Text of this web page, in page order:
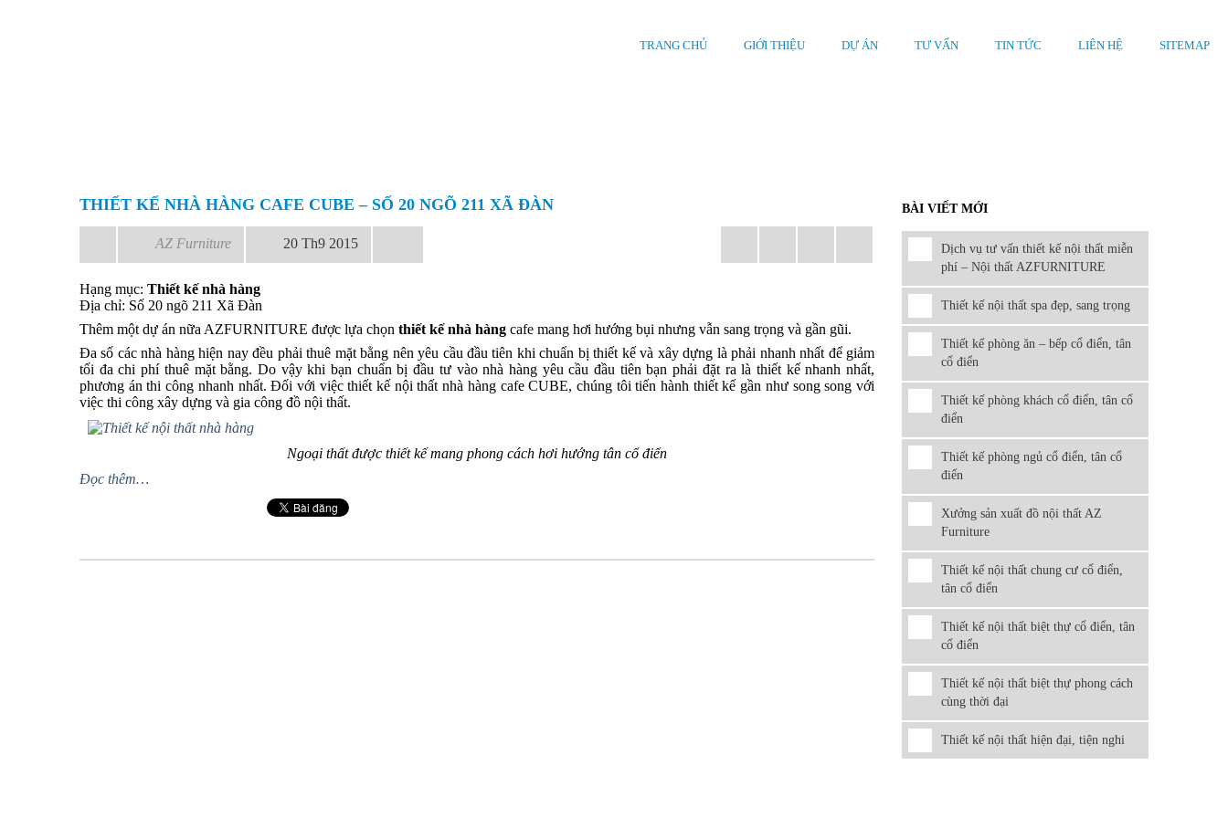
TRANG CHỦ GIỚI THIỆU DỰ ÁN TƯ VẤN TIN TỨC LIÊN HỆ SITEMAP
THIẾT KẾ NHÀ HÀNG CAFE CUBE – SỐ 20 NGÕ 211 XÃ ĐÀN
AZ Furniture 20 Th9 2015
Hạng mục: Thiết kế nhà hàng
Địa chỉ: Số 20 ngõ 211 Xã Đàn
Thêm một dự án nữa AZFURNITURE được lựa chọn thiết kế nhà hàng cafe mang hơi hướng bụi nhưng vẫn sang trọng và gần gũi.
Đa số các nhà hàng hiện nay đều phải thuê mặt bằng nên yêu cầu đầu tiên khi chuẩn bị thiết kế và xây dựng là phải nhanh nhất để giảm
tối đa chi phí thuê mặt bằng. Do vậy khi bạn chuẩn bị đầu tư vào nhà hàng yêu cầu đầu tiên bạn phải đặt ra là thiết kế nhanh nhất,
phương án thi công nhanh nhất. Đối với việc thiết kế nội thất nhà hàng cafe CUBE, chúng tôi tiến hành thiết kế gần như song song với
việc thi công xây dựng và gia công đồ nội thất.
Ngoại thất được thiết kế mang phong cách hơi hướng tân cổ điển
Đọc thêm…
BÀI VIẾT MỚI
Dịch vụ tư vấn thiết kế nội thất miễn
phí – Nội thất AZFURNITURE
Thiết kế nội thất spa đẹp, sang trọng
Thiết kế phòng ăn – bếp cổ điển, tân
cổ điển
Thiết kế phòng khách cổ điển, tân cổ
điển
Thiết kế phòng ngủ cổ điển, tân cổ
điển
Xưởng sản xuất đồ nội thất AZ
Furniture
Thiết kế nội thất chung cư cổ điển,
tân cổ điển
Thiết kế nội thất biệt thự cổ điển, tân
cổ điển
Thiết kế nội thất biệt thự phong cách
cùng thời đại
Thiết kế nội thất hiện đại, tiện nghi